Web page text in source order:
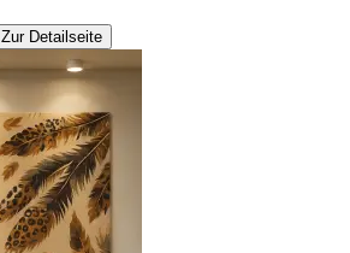
Zur Detailseite